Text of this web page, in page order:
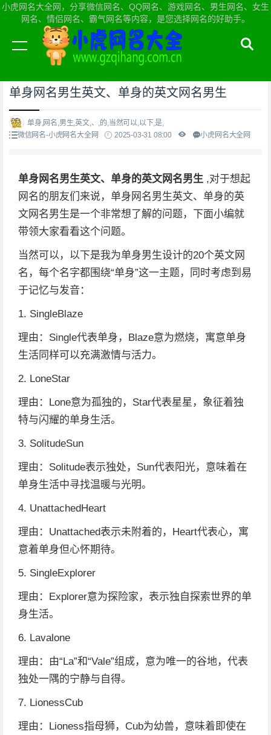
小虎网名大全网，分享微信网名、QQ网名、游戏网名、男生网名、女生
网名、情侣网名、霸气网名等内容，是您选择网名的好助手。
当前位置：小虎网名大全网首页>微信网名
单身网名男生英文、单身的英文网名男生
单身,网名,男生,英文,、,的,当然可以,以下,是,
微信网名-小虎网名大全网
2025-03-31 08:00 小虎网名大全网
单身网名男生英文、单身的英文网名男生 ,对于想起
网名的朋友们来说，单身网名男生英文、单身的英
文网名男生是一个非常想了解的问题，下面小编就
带领大家看看这个问题。
当然可以，以下是我为单身男生设计的20个英文网
名，每个名字都围绕“单身”这一主题，同时考虑到易
于记忆与发音：
1. SingleBlaze
理由：Single代表单身，Blaze意为燃烧，寓意单身
生活同样可以充满激情与活力。
2. LoneStar
理由：Lone意为孤独的，Star代表星星，象征着独
特与闪耀的单身生活。
3. SolitudeSun
理由：Solitude表示独处，Sun代表阳光，意味着在
单身生活中寻找温暖与光明。
4. UnattachedHeart
理由：Unattached表示未附着的，Heart代表心，寓
意着单身但心怀期待。
5. SingleExplorer
理由：Explorer意为探险家，表示独自探索世界的单
身生活。
6. Lavalone
理由：由“La”和“Vale”组成，意为唯一的谷地，代表
独处一隅的宁静与自得。
7. LionessCub
理由：Lioness指母狮，Cub为幼兽，意味着即使在